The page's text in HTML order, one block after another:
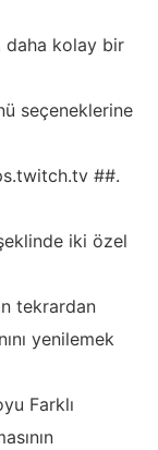
daha kolay bir
seçeneklerine
##.
iki özel
tekrardan
yenilemek
Farklı